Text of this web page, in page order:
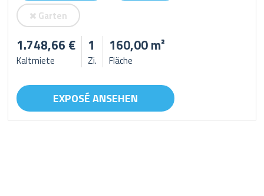
Garten
1.748,66 €
Kaltmiete
1
Zi.
160,00 m²
Fläche
EXPOSÉ ANSEHEN